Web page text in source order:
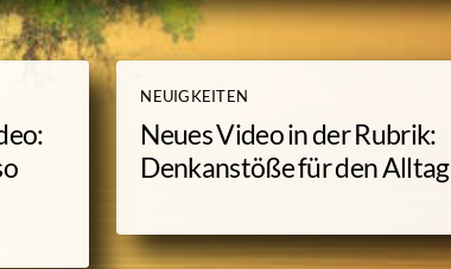
NEUIGKEITEN
Neues Video in der Rubrik:
Denkanstöße für den Alltag